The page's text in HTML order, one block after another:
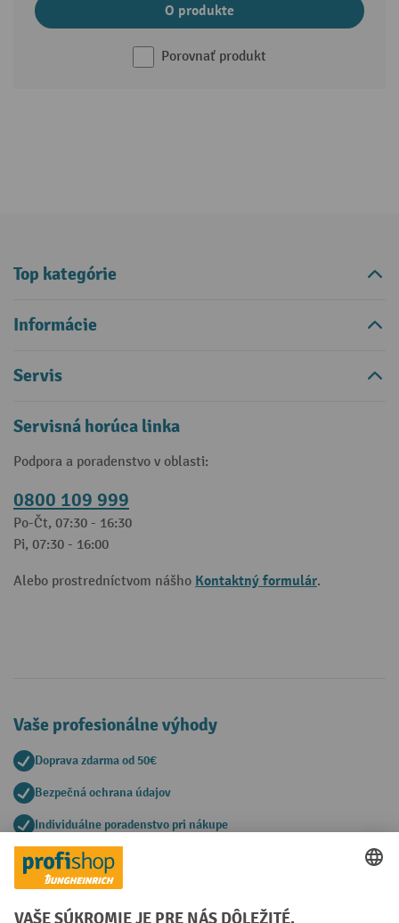
O produkte
Porovnať produkt
Top kategórie
Informácie
Servis
Servisná horúca linka
Podpora a poradenstvo v oblasti:
0800 109 999
Po-Čt, 07:30 - 16:30
Pi, 07:30 - 16:00
Alebo prostredníctvom nášho Kontaktný formulár.
Vaše profesionálne výhody
Doprava zdarma od 50€
Bezpečná ochrana údajov
Individuálne poradenstvo pri nákupe
Spôsoby platby